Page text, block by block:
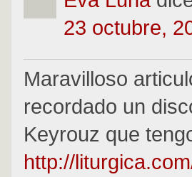
23 octubre,
Maravilloso
recordado un
Keyrouz que
http://